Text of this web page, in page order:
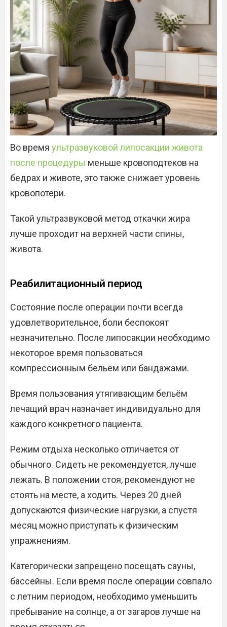
Во время ультразвуковой липосакции живота
после процедуры меньше кровоподтеков на
бедрах и животе, это также снижает уровень
кровопотери.
Такой ультразвуковой метод откачки жира
лучше проходит на верхней части спины,
живота.
Реабилитационный период
Состояние после операции почти всегда
удовлетворительное, боли беспокоят
незначительно. После липосакции необходимо
некоторое время пользоваться
компрессионным бельём или бандажами.
Время пользования утягивающим бельём
лечащий врач назначает индивидуально для
каждого конкретного пациента.
Режим отдыха несколько отличается от
обычного. Сидеть не рекомендуется, лучше
лежать. В положении стоя, рекомендуют не
стоять на месте, а ходить. Через 20 дней
допускаются физические нагрузки, а спустя
месяц можно приступать к физическим
упражнениям.
Категорически запрещено посещать сауны,
бассейны. Если время после операции совпало
с летним периодом, необходимо уменьшить
пребывание на солнце, а от загаров лучше на